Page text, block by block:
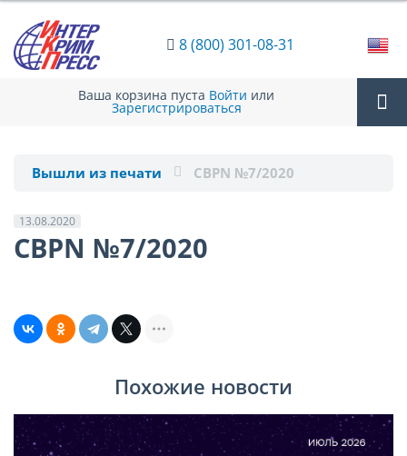
8 (800) 301-08-31
Ваша корзина пуста Войти или
Зарегистрироваться
Вышли из печати CBPN №7/2020
13.08.2020
CBPN №7/2020
Похожие новости